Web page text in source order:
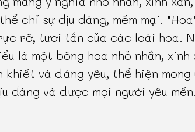
chỉ sự dịu dàng, mềm mại.
rỡ, tươi tắn của các loài hoa.
là một bông hoa nhỏ nhắn, xinh
khiết và đáng yêu, thể hiện mong
dàng và được mọi người yêu